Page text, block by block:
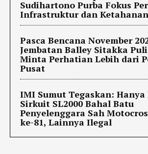
Sudihartono Purba Fokus
Infrastruktur dan
Pasca Bencana November
Jembatan Balley Sitakka
Minta Perhatian Lebih dari
Pusat
IMI Sumut Tegaskan: Hanya
Sirkuit SL2000 Bahal Batu
Penyelenggara Sah
ke-81, Lainnya Ilegal